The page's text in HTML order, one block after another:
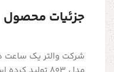
جزئیات محصول
شرکت والتر یک ساعت